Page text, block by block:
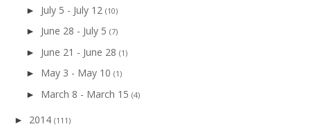
► July 5 - July 12 (10)
► June 28 - July 5 (7)
► June 21 - June 28 (1)
► May 3 - May 10 (1)
► March 8 - March 15 (4)
► 2014 (111)